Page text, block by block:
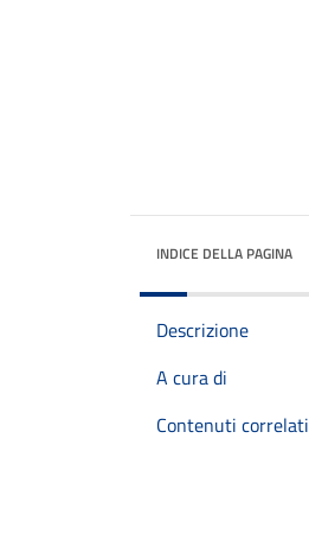
INDICE DELLA PAGINA
Descrizione
A cura di
Contenuti correlati